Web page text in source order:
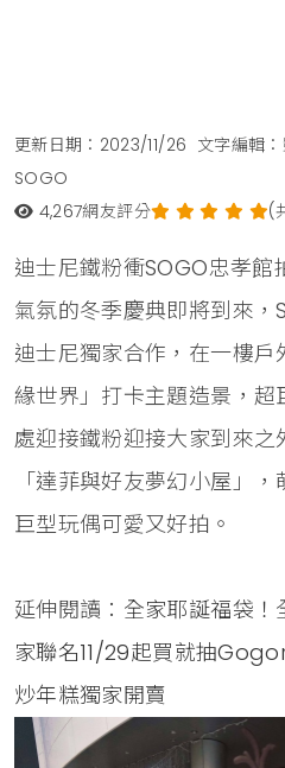
更新日期：2023/11/26 文字編輯
SOGO
4,267網友評分 (
迪士尼鐵粉衝SOGO忠孝
氣氛的冬季慶典即將到來
迪士尼獨家合作，在一樓
緣世界」打卡主題造景，
處迎接鐵粉迎接大家到來
「達菲與好友夢幻小屋」
巨型玩偶可愛又好拍。
延伸閱讀： 全家耶誕福袋
家聯名11/29起買就抽
炒年糕獨家開賣